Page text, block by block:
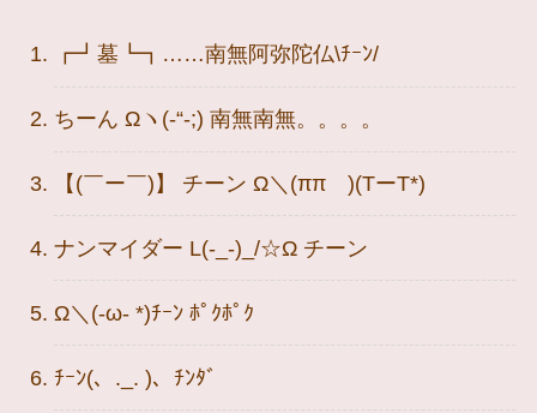
┏┛墓┗┓……南無阿弥陀仏\ﾁｰﾝ/
ちーん Ωヽ(-“-;) 南無南無。。。。
【(￣ー￣)】 チーン Ω＼(ππ )(TーT*)
ナンマイダー L(-_-)_/☆Ω チーン
Ω＼(-ω- *)ﾁｰﾝ ﾎﾟｸﾎﾟｸ
ﾁｰﾝ(、._. )、ﾁﾝﾀﾞ